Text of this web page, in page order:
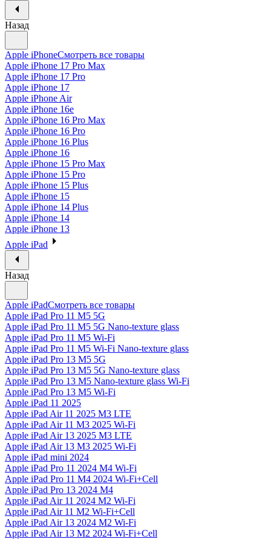
Назад
Apple iPhoneСмотреть все товары
Apple iPhone 17 Pro Max
Apple iPhone 17 Pro
Apple iPhone 17
Apple iPhone Air
Apple iPhone 16e
Apple iPhone 16 Pro Max
Apple iPhone 16 Pro
Apple iPhone 16 Plus
Apple iPhone 16
Apple iPhone 15 Pro Max
Apple iPhone 15 Pro
Apple iPhone 15 Plus
Apple iPhone 15
Apple iPhone 14 Plus
Apple iPhone 14
Apple iPhone 13
Apple iPad
Назад
Apple iPadСмотреть все товары
Apple iPad Pro 11 M5 5G
Apple iPad Pro 11 M5 5G Nano-texture glass
Apple iPad Pro 11 M5 Wi-Fi
Apple iPad Pro 11 M5 Wi-Fi Nano-texture glass
Apple iPad Pro 13 M5 5G
Apple iPad Pro 13 M5 5G Nano-texture glass
Apple iPad Pro 13 M5 Nano-texture glass Wi-Fi
Apple iPad Pro 13 M5 Wi-Fi
Apple iPad 11 2025
Apple iPad Air 11 2025 M3 LTE
Apple iPad Air 11 M3 2025 Wi-Fi
Apple iPad Air 13 2025 M3 LTE
Apple iPad Air 13 M3 2025 Wi-Fi
Apple iPad mini 2024
Apple iPad Pro 11 2024 M4 Wi-Fi
Apple iPad Pro 11 M4 2024 Wi-Fi+Cell
Apple iPad Pro 13 2024 M4
Apple iPad Air 11 2024 M2 Wi-Fi
Apple iPad Air 11 M2 Wi-Fi+Cell
Apple iPad Air 13 2024 M2 Wi-Fi
Apple iPad Air 13 M2 2024 Wi-Fi+Cell